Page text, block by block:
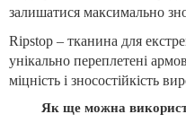
залишатися максимально
Ripstop – тканина для
унікально переплетені
міцність і зносостійкість
Як ще можна